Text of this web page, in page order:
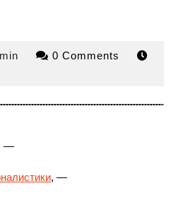
admin 0 Comments
—
, —